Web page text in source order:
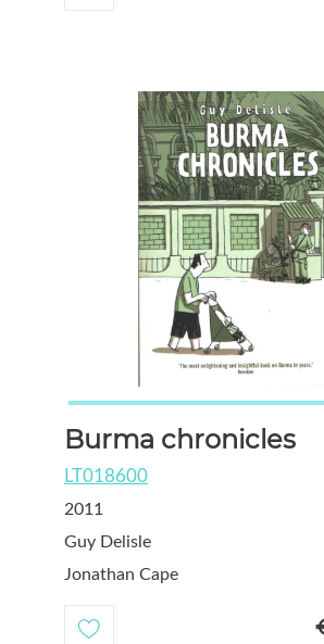
Burma chronicles
LT018600
2011
Guy Delisle
Jonathan Cape